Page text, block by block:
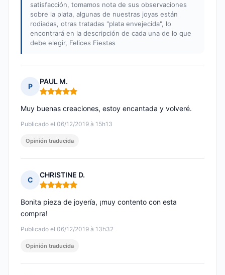
satisfacción, tomamos nota de sus observaciones
sobre la plata, algunas de nuestras joyas están
rodiadas, otras tratadas "plata envejecida", lo
encontrará en la descripción de cada una de lo que
debe elegir, Felices Fiestas
P
PAUL M.
Nota: 5 de 5
Publicado el 06/12/2019 à 15h13
Muy buenas creaciones, estoy encantada y volveré.
Opinión traducida
C
CHRISTINE D.
Nota: 5 de 5
Publicado el 06/12/2019 à 13h32
Bonita pieza de joyería, ¡muy contento con esta
compra!
Opinión traducida